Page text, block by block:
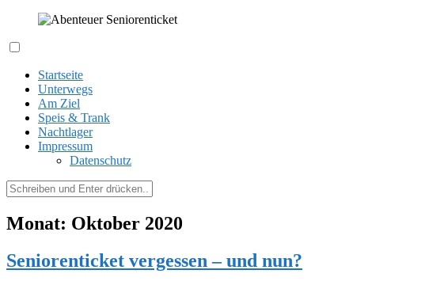
springen
Startseite
Unterwegs
Am Ziel
Speis & Trank
Nachtlager
Impressum
Datenschutz
Suchen
nach:
Monat: Oktober 2020
Seniorenticket vergessen – und nun?